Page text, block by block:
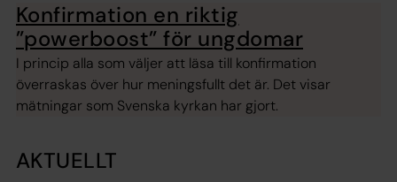
Konfirmation en riktig
”powerboost” för ungdomar
I princip alla som väljer att läsa till konfirmation
överraskas över hur meningsfullt det är. Det visar
mätningar som Svenska kyrkan har gjort.
AKTUELLT